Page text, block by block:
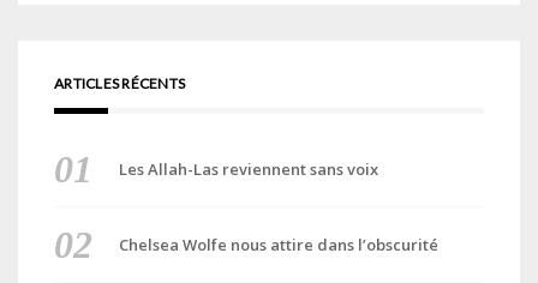
ARTICLES RÉCENTS
Les Allah-Las reviennent sans voix
Chelsea Wolfe nous attire dans l’obscurité